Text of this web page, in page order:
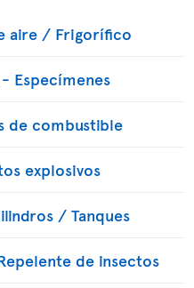
aire / Frigorífico
Especímenes
de combustible
explosivos
/ Tanques
de insectos